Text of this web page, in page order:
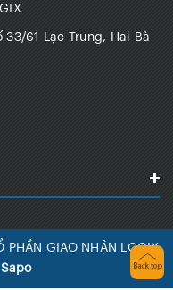
33/61 Lạc Trung, Hai Bà
GIAO NHẬN LOGIX
Sapo